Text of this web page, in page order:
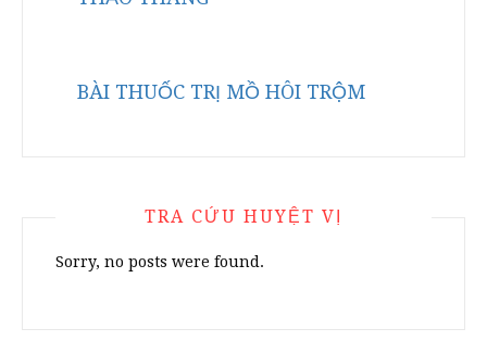
BÀI THUỐC TRỊ MỒ HÔI TRỘM
TRA CỨU HUYỆT VỊ
Sorry, no posts were found.